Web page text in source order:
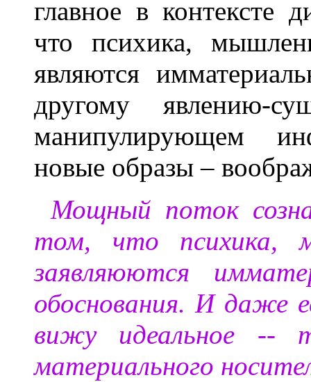
главное в контексте
что психика,
являются
другому явлению-
манипулирующем
новые образы –
Мощный поток
том, что психика,
заявляюются
обоснования. И даже
вижу идеальное --
материального